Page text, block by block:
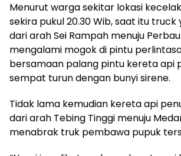
Menurut warga sekitar lokasi
sekira pukul 20.30 Wib, saat itu
dari arah Sei Rampah menuju
mengalami mogok di pintu
bersamaan palang pintu kereta api
sempat turun dengan bunyi sirene.
Tidak lama kemudian kereta api
dari arah Tebing Tinggi menuju
menabrak truk pembawa pupuk